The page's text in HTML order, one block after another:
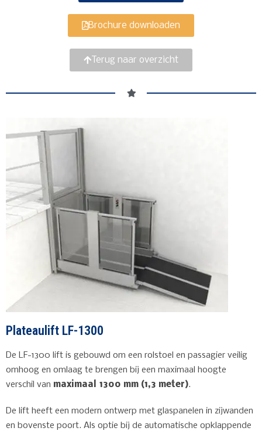
Brochure downloaden
Terug naar overzicht
Plateaulift LF-1300
De LF-1300 lift is gebouwd om een rolstoel en passagier veilig
omhoog en omlaag te brengen bij een maximaal hoogte
verschil van maximaal 1300 mm (1,3 meter).
De lift heeft een modern ontwerp met glaspanelen in zijwanden
en bovenste poort. Als optie bij de automatische opklappende